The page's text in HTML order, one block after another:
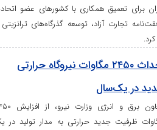
همکاری با کشور‌های عضو اتحادیه
توسعه گذرگاه‌های ترانزیتی و
۲۴۵۰ مگاوات نیروگاه حرارتی
معاون برق و انرژی وزارت نیرو، از افزایش ۲۴۵۰
حرارتی به مدار تولید در یک